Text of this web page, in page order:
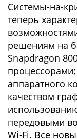
Системы-на-
теперь
решениям на
Snapdragon
аппаратного
качеством
передовыми
Wi-Fi. Все